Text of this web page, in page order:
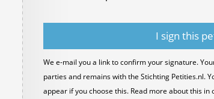
We e-mail you a link to confirm your signature.
parties and remains with the Stichting Petities.nl.
appear if you choose this. Read more about this in